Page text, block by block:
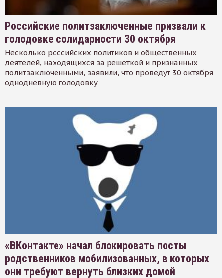
Российские политзаключенные призвали к
голодовке солидарности 30 октября
Несколько российских политиков и общественных
деятелей, находящихся за решеткой и признанных
политзаключенными, заявили, что проведут 30 октября
однодневную голодовку
«ВКонтакте» начал блокировать посты
родственников мобилизованных, в которых
они требуют вернуть близких домой